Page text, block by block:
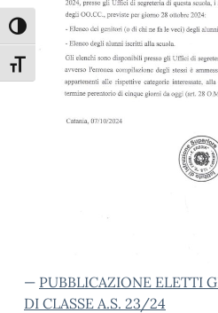
Attiva/disattiva alto contrasto
Attiva/disattiva dimensione testo
— PUBBLICAZIONE ELETTI
DI CLASSE A.S. 23/24